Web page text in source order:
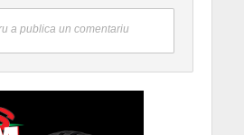
a publica un comentariu